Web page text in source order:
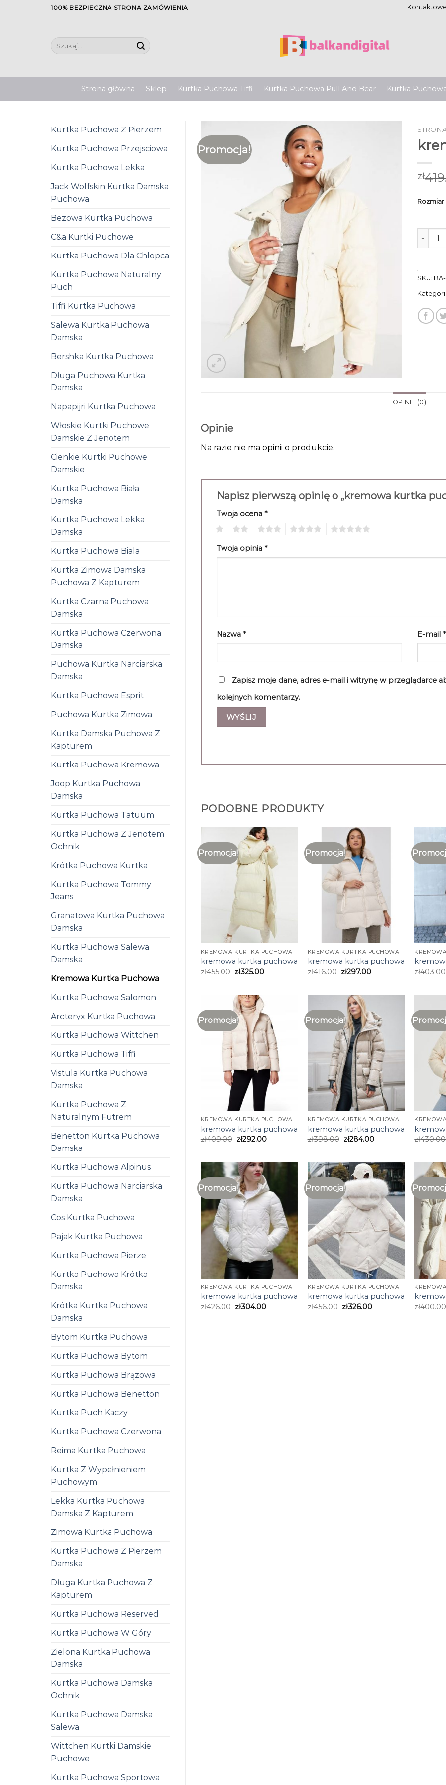
100% BEZPIECZNA STRONA ZAMÓWIENIA Kontaktowe
Szukaj:
Strona główna Sklep Kurtka Puchowa Tiffi Kurtka Puchowa Pull And Bear Kurtka
Kurtka Puchowa Z Pierzem
Kurtka Puchowa Przejsciowa
Kurtka Puchowa Lekka
Jack Wolfskin Kurtka Damska
Puchowa
Bezowa Kurtka Puchowa
C&a Kurtki Puchowe
Kurtka Puchowa Dla Chlopca
Kurtka Puchowa Naturalny
Puch
Tiffi Kurtka Puchowa
Salewa Kurtka Puchowa
Damska
Bershka Kurtka Puchowa
Długa Puchowa Kurtka
Damska
Napapijri Kurtka Puchowa
Włoskie Kurtki Puchowe
Damskie Z Jenotem
Cienkie Kurtki Puchowe
Damskie
Kurtka Puchowa Biała
Damska
Kurtka Puchowa Lekka
Damska
Kurtka Puchowa Biala
Kurtka Zimowa Damska
Puchowa Z Kapturem
Kurtka Czarna Puchowa
Damska
Kurtka Puchowa Czerwona
Damska
Puchowa Kurtka Narciarska
Damska
Kurtka Puchowa Esprit
Puchowa Kurtka Zimowa
Kurtka Damska Puchowa Z
Kapturem
Kurtka Puchowa Kremowa
Joop Kurtka Puchowa
Damska
Kurtka Puchowa Tatuum
Kurtka Puchowa Z Jenotem
Ochnik
Krótka Puchowa Kurtka
Kurtka Puchowa Tommy
Jeans
Granatowa Kurtka Puchowa
Damska
Kurtka Puchowa Salewa
Damska
Kremowa Kurtka Puchowa
Kurtka Puchowa Salomon
Arcteryx Kurtka Puchowa
Kurtka Puchowa Wittchen
Kurtka Puchowa Tiffi
Vistula Kurtka Puchowa
Damska
Kurtka Puchowa Z
Naturalnym Futrem
Benetton Kurtka Puchowa
Damska
Kurtka Puchowa Alpinus
Kurtka Puchowa Narciarska
Damska
Cos Kurtka Puchowa
Pajak Kurtka Puchowa
Kurtka Puchowa Pierze
Kurtka Puchowa Krótka
Damska
Krótka Kurtka Puchowa
Damska
Bytom Kurtka Puchowa
Kurtka Puchowa Bytom
Kurtka Puchowa Brązowa
Kurtka Puchowa Benetton
Kurtka Puch Kaczy
Kurtka Puchowa Czerwona
Reima Kurtka Puchowa
Kurtka Z Wypełnieniem
Puchowym
Lekka Kurtka Puchowa
Damska Z Kapturem
Zimowa Kurtka Puchowa
Kurtka Puchowa Z Pierzem
Damska
Długa Kurtka Puchowa Z
Kapturem
Kurtka Puchowa Reserved
Kurtka Puchowa W Góry
Zielona Kurtka Puchowa
Damska
Kurtka Puchowa Damska
Ochnik
Kurtka Puchowa Damska
Salewa
Wittchen Kurtki Damskie
Puchowe
Kurtka Puchowa Sportowa
Promocja!
zł
Rozmiar
ilość
SKU:
OPINIE (0)
Opinie
Na razie nie ma opinii o produkcie.
Napisz pierwszą opinię o „kremowa kurtka
Twoja ocena *
Twoja opinia *
Nazwa * E-mail *
Zapisz moje dane, adres e-mail i witrynę w przeglądarce
kolejnych komentarzy.
PODOBNE PRODUKTY
Promocja!
KREMOWA KURTKA PUCHOWA
kremowa kurtka puchowa
zł455.00 zł325.00
Promocja!
KREMOWA KURTKA PUCHOWA
kremowa kurtka puchowa
zł416.00 zł297.00
zł403.00
Promocja!
KREMOWA KURTKA PUCHOWA
kremowa kurtka puchowa
zł409.00 zł292.00
Promocja!
KREMOWA KURTKA PUCHOWA
kremowa kurtka puchowa
zł398.00 zł284.00
zł430.00
Promocja!
KREMOWA KURTKA PUCHOWA
kremowa kurtka puchowa
zł426.00 zł304.00
Promocja!
KREMOWA KURTKA PUCHOWA
kremowa kurtka puchowa
zł456.00 zł326.00
zł400.00